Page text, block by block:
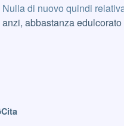
Nulla di nuovo quindi
anzi, abbastanza edulcorato
Cita